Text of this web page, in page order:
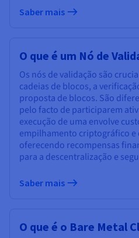
Saber mais
O que é um Nó de
Os nós de validação são
cadeias de blocos, a
proposta de blocos. São
pelo facto de participarem
execução de uma envolve
empilhamento criptográfico e
oferecendo recompensas
para a descentralização e
Saber mais
O que é o Bare Metal